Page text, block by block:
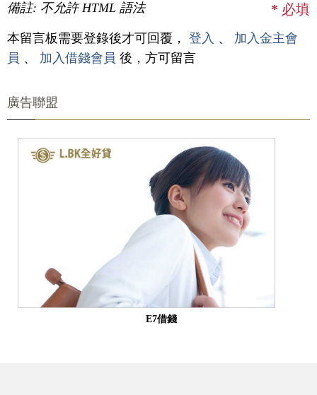
備註: 不允許 HTML 語法 * 必填
本留言板需要登錄後才可回覆， 登入 、 加入金主會
員 、 加入借錢會員 後，方可留言
廣告聯盟
E7借錢